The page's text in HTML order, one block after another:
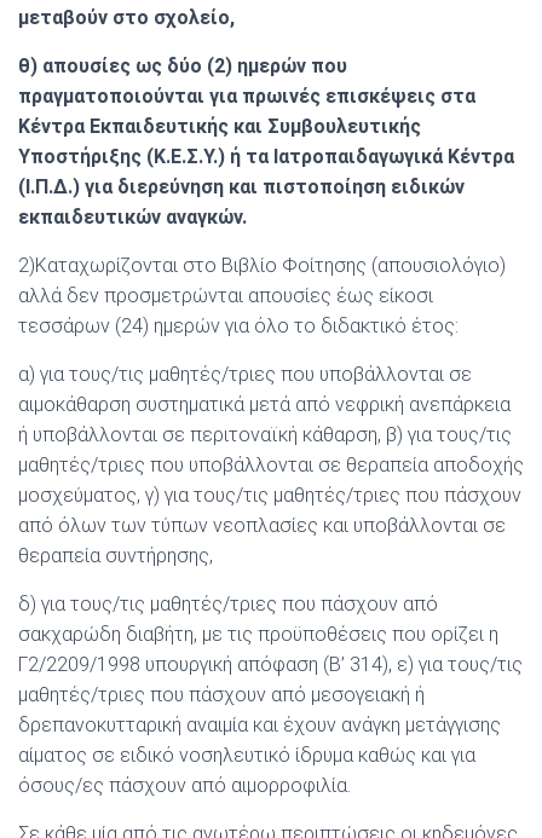
μεταβούν στο σχολείο,
θ) απουσίες ως δύο (2) ημερών που
πραγματοποιούνται για πρωινές επισκέψεις στα
Κέντρα Εκπαιδευτικής και Συμβουλευτικής
Υποστήριξης (Κ.Ε.Σ.Υ.) ή τα Ιατροπαιδαγωγικά Κέντρα
(Ι.Π.Δ.) για διερεύνηση και πιστοποίηση ειδικών
εκπαιδευτικών αναγκών.
2)Καταχωρίζονται στο Βιβλίο Φοίτησης (απουσιολόγιο)
αλλά δεν προσμετρώνται απουσίες έως είκοσι
τεσσάρων (24) ημερών για όλο το διδακτικό έτος:
α) για τους/τις μαθητές/τριες που υποβάλλονται σε
αιμοκάθαρση συστηματικά μετά από νεφρική ανεπάρκεια
ή υποβάλλονται σε περιτοναϊκή κάθαρση, β) για τους/τις
μαθητές/τριες που υποβάλλονται σε θεραπεία αποδοχής
μοσχεύματος, γ) για τους/τις μαθητές/τριες που πάσχουν
από όλων των τύπων νεοπλασίες και υποβάλλονται σε
θεραπεία συντήρησης,
δ) για τους/τις μαθητές/τριες που πάσχουν από
σακχαρώδη διαβήτη, με τις προϋποθέσεις που ορίζει η
Γ2/2209/1998 υπουργική απόφαση (Β’ 314), ε) για τους/τις
μαθητές/τριες που πάσχουν από μεσογειακή ή
δρεπανοκυτταρική αναιμία και έχουν ανάγκη μετάγγισης
αίματος σε ειδικό νοσηλευτικό ίδρυμα καθώς και για
όσους/ες πάσχουν από αιμορροφιλία.